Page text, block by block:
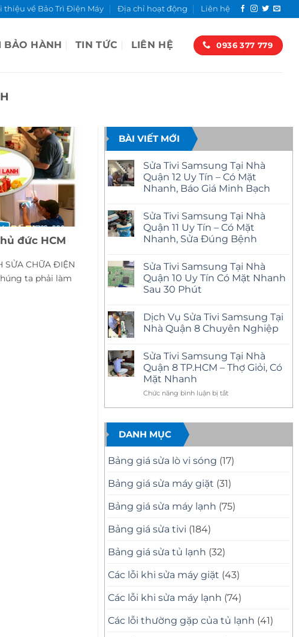
thiệu về Bảo Trì Điện Máy Địa chỉ hoạt động Liên hệ
BẢO HÀNH TIN TỨC LIÊN HỆ 0936 377 779
đức HCM
SỬA CHỮA ĐIỆN
ta phải làm
BÀI VIẾT MỚI
Sửa Tivi Samsung Tại Nhà
Quận 12 Uy Tín – Có Mặt
Nhanh, Báo Giá Minh Bạch
bình
luận
ở
Sửa
Tại
Nhà
Quận
12
Uy
Có
Mặt
Nhanh,
Minh
Bạch
Sửa Tivi Samsung Tại Nhà
Quận 11 Uy Tín – Có Mặt
Nhanh, Sửa Đúng Bệnh
bình
luận
ở
Sửa
Tại
Nhà
Quận
Tín
–
Có
Mặt
Nhanh,
Sửa
Bệnh
Sửa Tivi Samsung Tại Nhà
Quận 10 Uy Tín Có Mặt Nhanh
Sau 30 Phút
bình
luận
ở
Samsung
Tại
Nhà
Quận
Uy
Có
Sau
Dịch Vụ Sửa Tivi Samsung Tại
Nhà Quận 8 Chuyên Nghiệp
bình
luận
ở
Dịch
Sửa
Samsung
Quận
Nghiệp
Sửa Tivi Samsung Tại Nhà
Quận 8 TP.HCM – Thợ Giỏi, Có
Mặt Nhanh
Chức năng bình luận bị tắtở
Samsung
8
–
Giỏi,
DANH MỤC
Bảng giá sửa lò vi sóng (17)
Bảng giá sửa máy giặt (31)
Bảng giá sửa máy lạnh (75)
Bảng giá sửa tivi (184)
Bảng giá sửa tủ lạnh (32)
Các lỗi khi sửa máy giặt (43)
Các lỗi khi sửa máy lạnh (74)
Các lỗi thường gặp của tủ lạnh (41)